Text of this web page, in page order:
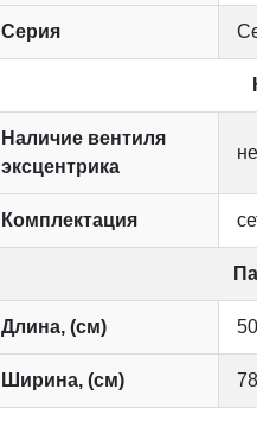
Серия
Наличие вентиля
эксцентрика
Комплектация
Длина, (см) 50
Ширина, (см) 78